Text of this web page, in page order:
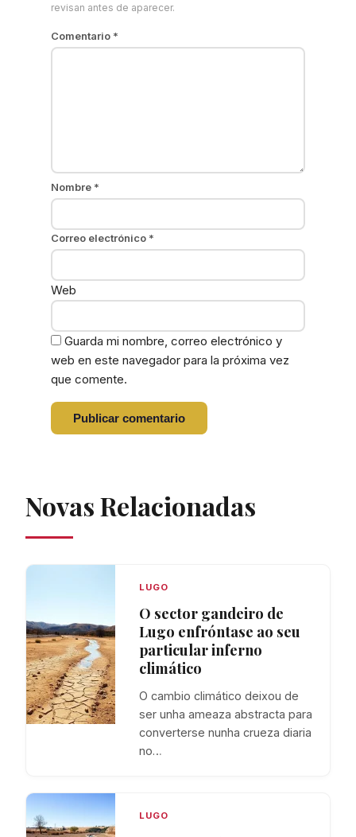
revisan antes de aparecer.
Comentario *
Nombre *
Correo electrónico *
Web
Guarda mi nombre, correo electrónico y
web en este navegador para la próxima vez
que comente.
Novas Relacionadas
LUGO
O sector gandeiro de
Lugo enfróntase ao seu
particular inferno
climático
O cambio climático deixou de
ser unha ameaza abstracta para
converterse nunha crueza diaria
no…
LUGO